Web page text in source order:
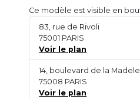
Ce modèle est visible en
83, rue de Rivoli
75001 PARIS
Voir le plan
14, boulevard de la
75008 PARIS
Voir le plan